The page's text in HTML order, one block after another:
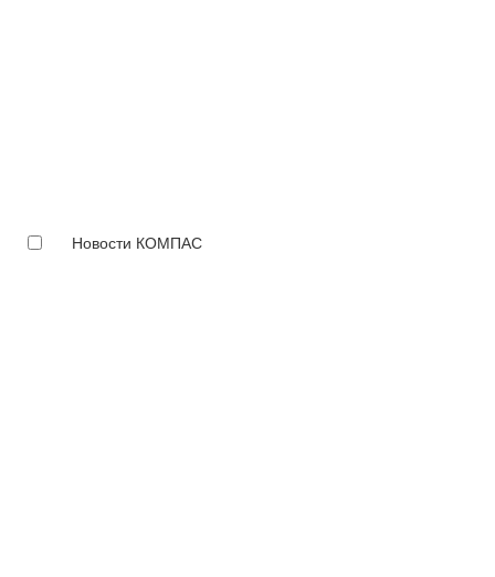
Новости КОМПАС